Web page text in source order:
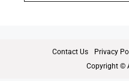
Contact Us Privacy
Copyright ©